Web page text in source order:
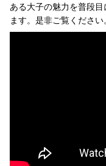
ある大子の魅力を普段
ます。是非ご覧ください